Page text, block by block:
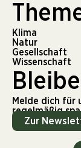
Klima
Natur
Gesellschaft
Wissenschaft
Melde dich für
regelmäßig
Zur